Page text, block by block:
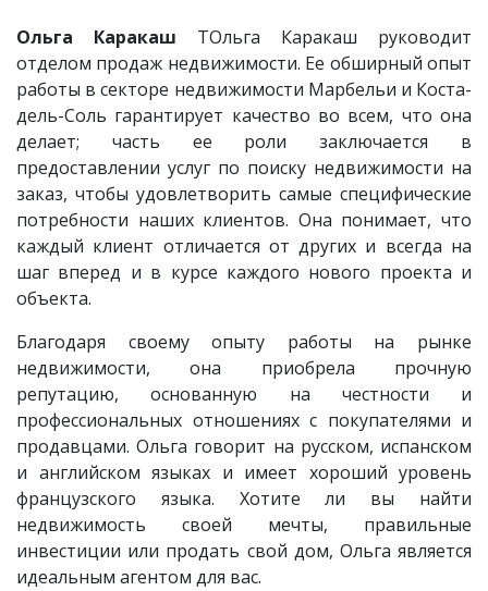
Ольга Каракаш ТОльга Каракаш руководит
отделом продаж недвижимости. Ее обширный опыт
работы в секторе недвижимости Марбельи и Коста-
дель-Соль гарантирует качество во всем, что она
делает; часть ее роли заключается в
предоставлении услуг по поиску недвижимости на
заказ, чтобы удовлетворить самые специфические
потребности наших клиентов. Она понимает, что
каждый клиент отличается от других и всегда на
шаг вперед и в курсе каждого нового проекта и
объекта.
Благодаря своему опыту работы на рынке
недвижимости, она приобрела прочную
репутацию, основанную на честности и
профессиональных отношениях с покупателями и
продавцами. Ольга говорит на русском, испанском
и английском языках и имеет хороший уровень
французского языка. Хотите ли вы найти
недвижимость своей мечты, правильные
инвестиции или продать свой дом, Ольга является
идеальным агентом для вас.